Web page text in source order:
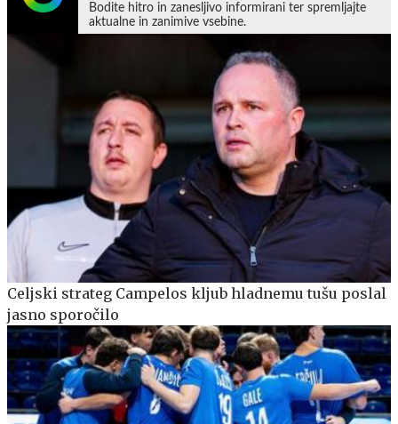
Bodite hitro in zanesljivo informirani ter spremljajte
aktualne in zanimive vsebine.
Celjski strateg Campelos kljub hladnemu tušu poslal
jasno sporočilo